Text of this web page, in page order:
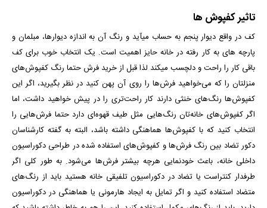
تاثیر کفپوش ها
کف در واقع دیوار پنجم به حساب می­آید و رنگ آن به اندازه دیوارها، مبلمان و
پارچه­ های به کار رفته در خانه حایز اهمیت است. یک انتخاب خوب برای کف
باقی کار را راحت و دلچسب می­کند لذا قبل از خرید فرش حتما رنگ کفپوش‌های
منزلتان را که می‌خواهید فرش‌ها را روی آن پهن کنید در نظر بگیرید، اگر این
کفپوش‌ها رنگ‌های خنثی دارند کار راحت‌تری را در پیش خواهید داشت، اما
اگر کفپوش‌های خانه‌تان رنگ‌هایی مثل طیف قهوه‌ای دارد حتما فرش‌هایی را
انتخاب کنید که با کفپوش‌ها هماهنگی داشته باشد، البته به گفته کارشناسان
دکور تضاد بین رنگ فرش‌ها و کفپوش‌های استفاده شده در طراحی دکوراسیون
داخلی خانه، باعث خودنمایی هرچه بیشتر فرش‌ها می‌شود. به طور کلی اگر
طرفدار کنتراست یا تضاد در دکوراسیون تلفیقی خانه هستید باید از رنگ‌های
متضاد استفاده کنید و اگر تمایل به ایجاد هارمونی یا هماهنگی در دکوراسیون